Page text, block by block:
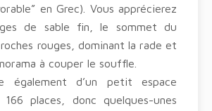
en Grec). Vous apprécierez
de sable fin, le sommet du
rouges, dominant la rade et
à couper le souffle.
également d’un petit espace
places, donc quelques-unes